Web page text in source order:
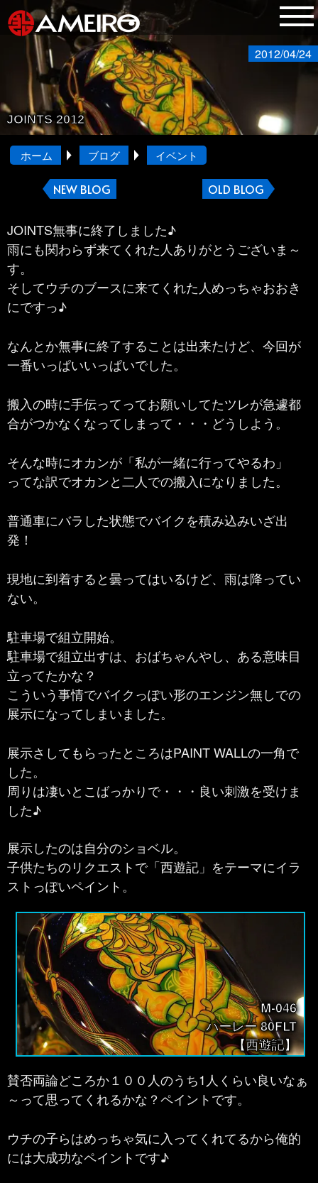
JOINTS 2012
2012/04/24
ホーム ブログ イベント
NEW BLOG OLD BLOG
JOINTS無事に終了しました♪
雨にも関わらず来てくれた人ありがとうございま～
す。
そしてウチのブースに来てくれた人めっちゃおおき
にですっ♪
なんとか無事に終了することは出来たけど、今回が
一番いっぱいいっぱいでした。
搬入の時に手伝ってってお願いしてたツレが急遽都
合がつかなくなってしまって・・・どうしよう。
そんな時にオカンが「私が一緒に行ってやるわ」
ってな訳でオカンと二人での搬入になりました。
普通車にバラした状態でバイクを積み込みいざ出
発！
現地に到着すると曇ってはいるけど、雨は降ってい
ない。
駐車場で組立開始。
駐車場で組立出すは、おばちゃんやし、ある意味目
立ってたかな？
こういう事情でバイクっぽい形のエンジン無しでの
展示になってしまいました。
展示さしてもらったところはPAINT WALLの一角で
した。
周りは凄いとこばっかりで・・・良い刺激を受けま
した♪
展示したのは自分のショベル。
子供たちのリクエストで「西遊記」をテーマにイラ
ストっぽいペイント。
M-046
ハーレー 80FLT
【西遊記】
賛否両論どころか１００人のうち1人くらい良いなぁ
～って思ってくれるかな？ペイントです。
ウチの子らはめっちゃ気に入ってくれてるから俺的
には大成功なペイントです♪